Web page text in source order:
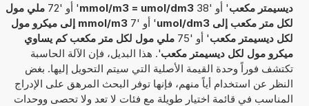
ديسيمتر مكعب' أو '38 mmol/m3 = umol/dm3' أو '72
ملي مول
لكل متر مكعب إلى umol/dm3
' أو '7
mmol/m3 إلى ميكرو مول
لكل ديسيمتر مكعب' أو '75
ملي مول لكل متر مكعب كم يساوي
ميكرو مول لكل ديسيمتر مكعب'. هذا البديل، فإن الآلة الحاسبة
تكتشف فوراً وحدة القيمة الأصلية التي سيتم التحويل إليها. بغض
النظر عن استخدام أياً منهم، فإنها توفر البحث المرهق على الإدراج
المناسب في قائمة اختيار طويلة مع فئات لا تعد ولا تحصى ووحدات